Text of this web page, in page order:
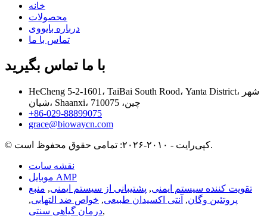
خانه
محصولات
درباره بایووی
تماس با ما
با ما تماس بگیرید
HeCheng 5-2-1601، TaiBai South Rood، Yanta District، شهر
شیان، Shaanxi، چین، 710075
‎+86-029-88899075‎
grace@biowaycn.com
© کپی‌رایت - ۲۰۱۰-۲۰۲۶: تمامی حقوق محفوظ است.
نقشه سایت
موبایل AMP
تقویت کننده سیستم ایمنی, پشتیبانی از سیستم ایمنی, منبع
پروتئین وگان, آنتی اکسیدان طبیعی, خواص ضد التهابی,
درمان گیاهی سنتی,